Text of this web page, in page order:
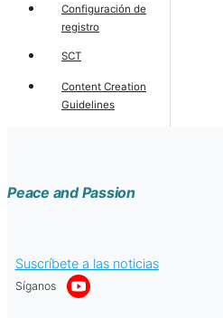
Configuración de
registro
SCT
Content Creation
Guidelines
Peace and Passion
Suscríbete a las noticias
Síganos